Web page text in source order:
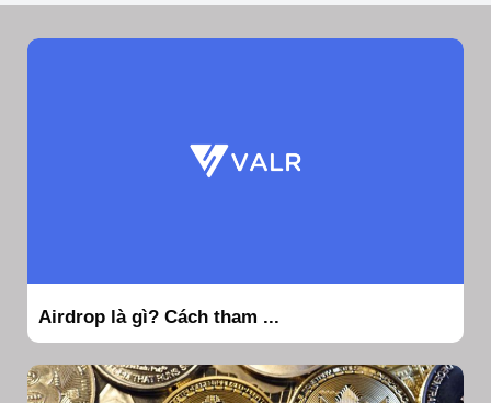
Airdrop là gì? Cách tham ...